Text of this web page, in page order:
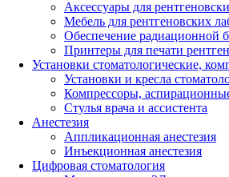
Аксессуары для
Мебель для рентгеновских
Обеспечение радиационной
Принтеры для печати
Установки стоматологические,
Установки и кресла
Компрессоры,
Стулья врача и ассистента
Анестезия
Аппликационная анестезия
Инъекционная анестезия
Цифровая стоматология